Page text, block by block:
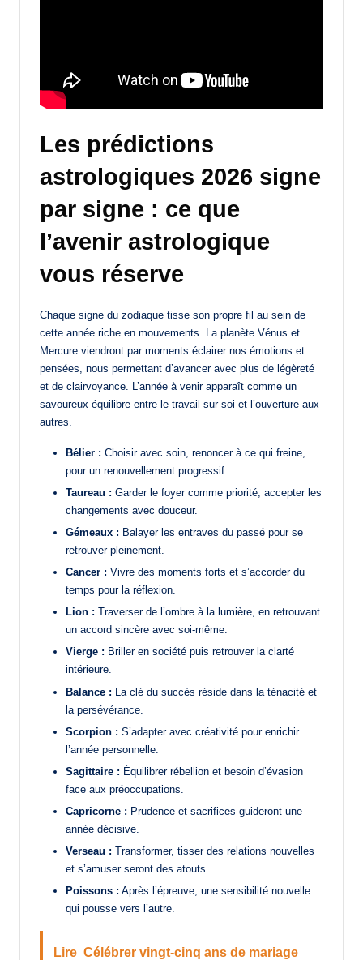
Les prédictions
astrologiques 2026 signe
par signe : ce que
l’avenir astrologique
vous réserve
Chaque signe du zodiaque tisse son propre fil au sein de
cette année riche en mouvements. La planète Vénus et
Mercure viendront par moments éclairer nos émotions et
pensées, nous permettant d’avancer avec plus de légèreté
et de clairvoyance. L’année à venir apparaît comme un
savoureux équilibre entre le travail sur soi et l’ouverture aux
autres.
Bélier : Choisir avec soin, renoncer à ce qui freine,
pour un renouvellement progressif.
Taureau : Garder le foyer comme priorité, accepter les
changements avec douceur.
Gémeaux : Balayer les entraves du passé pour se
retrouver pleinement.
Cancer : Vivre des moments forts et s’accorder du
temps pour la réflexion.
Lion : Traverser de l’ombre à la lumière, en retrouvant
un accord sincère avec soi-même.
Vierge : Briller en société puis retrouver la clarté
intérieure.
Balance : La clé du succès réside dans la ténacité et
la persévérance.
Scorpion : S’adapter avec créativité pour enrichir
l’année personnelle.
Sagittaire : Équilibrer rébellion et besoin d’évasion
face aux préoccupations.
Capricorne : Prudence et sacrifices guideront une
année décisive.
Verseau : Transformer, tisser des relations nouvelles
et s’amuser seront des atouts.
Poissons : Après l’épreuve, une sensibilité nouvelle
qui pousse vers l’autre.
Lire Célébrer vingt-cinq ans de mariage